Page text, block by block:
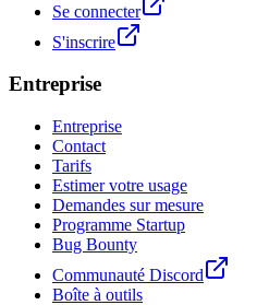
Se connecter
S'inscrire
Entreprise
Entreprise
Contact
Tarifs
Estimer votre usage
Demandes sur mesure
Programme Startup
Bug Bounty
Communauté Discord
Boîte à outils